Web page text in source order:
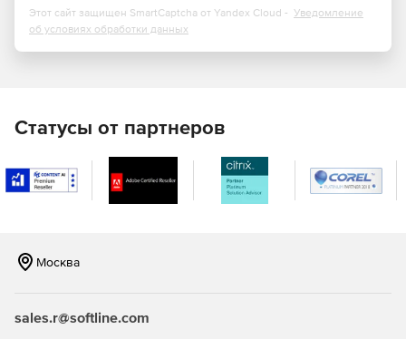
моделированием (BIM-менеджмент). Решение
обеспечивает работу в едином пространстве
данными (IFC), а также взаимодействие с системами
информационного моделирования зданий (BIM/ТИМ).
Различные режимы планирования: календарное
Возможность использовать 10 шаблонных проектов
линейных объектов.
Этот сайт защищен SmartCaptcha от Yandex Cloud - Уведомление
об условиях обработки данных
Статусы от партнеров
Москва
sales.r@softline.com